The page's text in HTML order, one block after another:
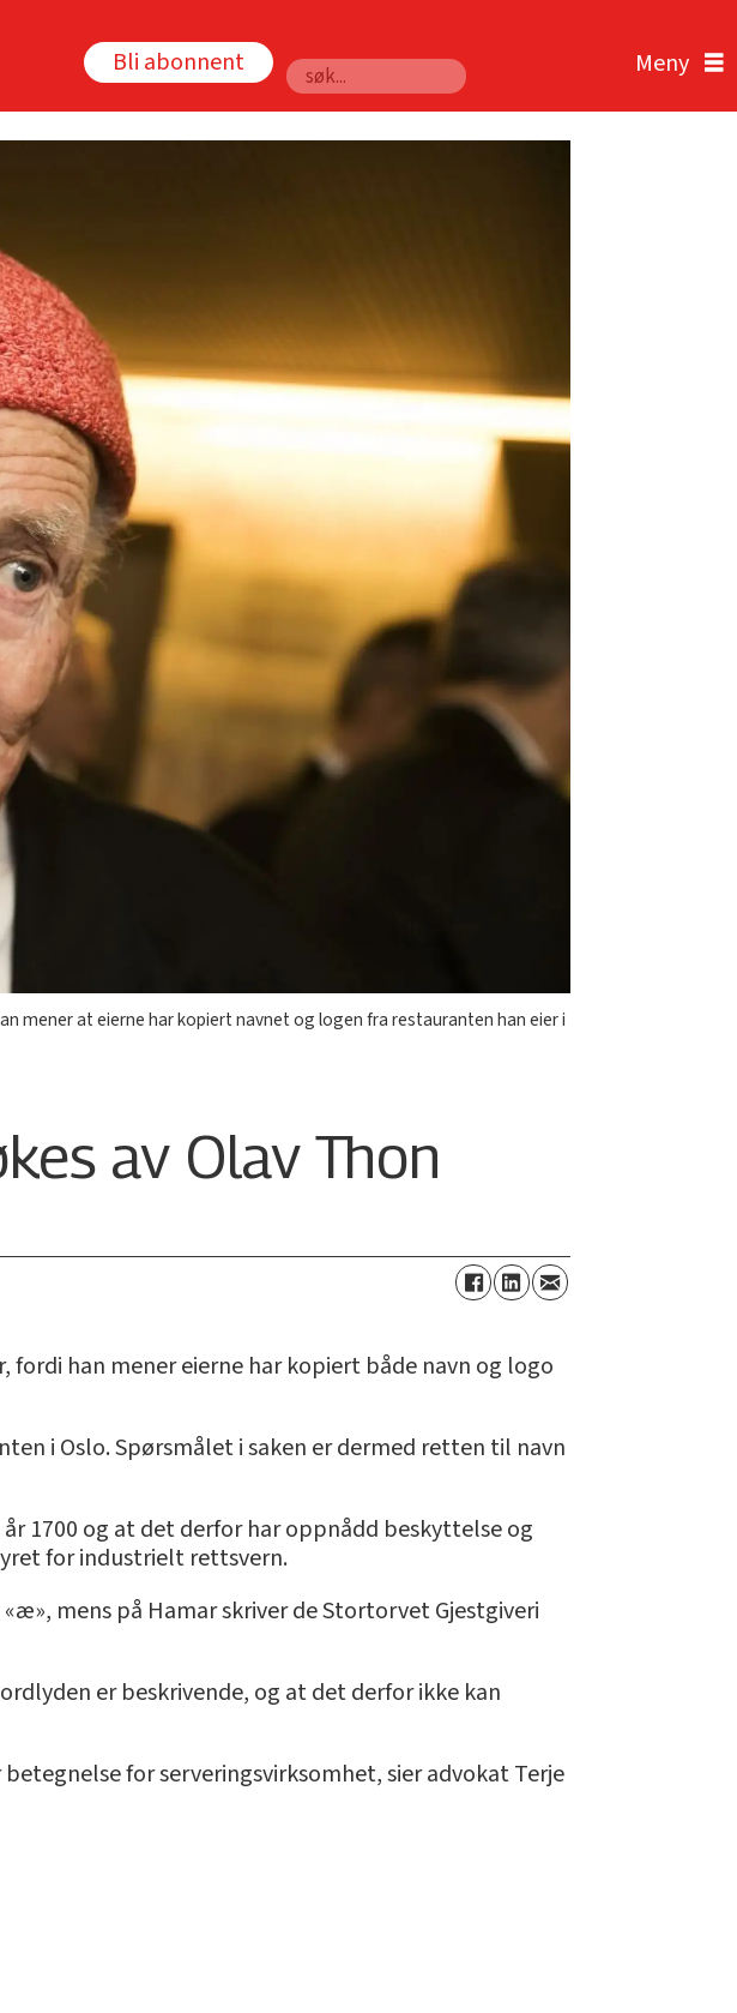
Bli abonnent
Søk
mener at eierne har kopiert navnet og logen fra restauranten han eier i
av Olav Thon
han mener eierne har kopiert både navn og logo
i Oslo. Spørsmålet i saken er dermed retten til navn
1700 og at det derfor har oppnådd beskyttelse og
for industrielt rettsvern.
mens på Hamar skriver de Stortorvet Gjestgiveri
er beskrivende, og at det derfor ikke kan
for serveringsvirksomhet, sier advokat Terje